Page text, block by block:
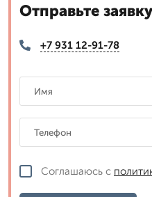
Отправьте
+7 931 12-91-78
Соглашаюсь с